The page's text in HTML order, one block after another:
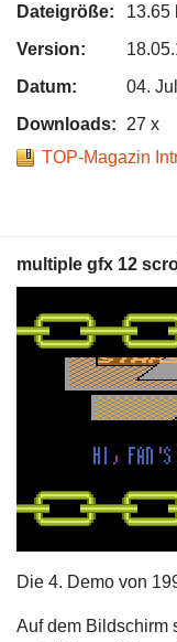
Dateigröße:
13.65
Version:
Datum:
04.
Downloads:
27 x
TOP-Magazin
multiple gfx 12
Die 4. Demo von
Auf dem Bildschirm